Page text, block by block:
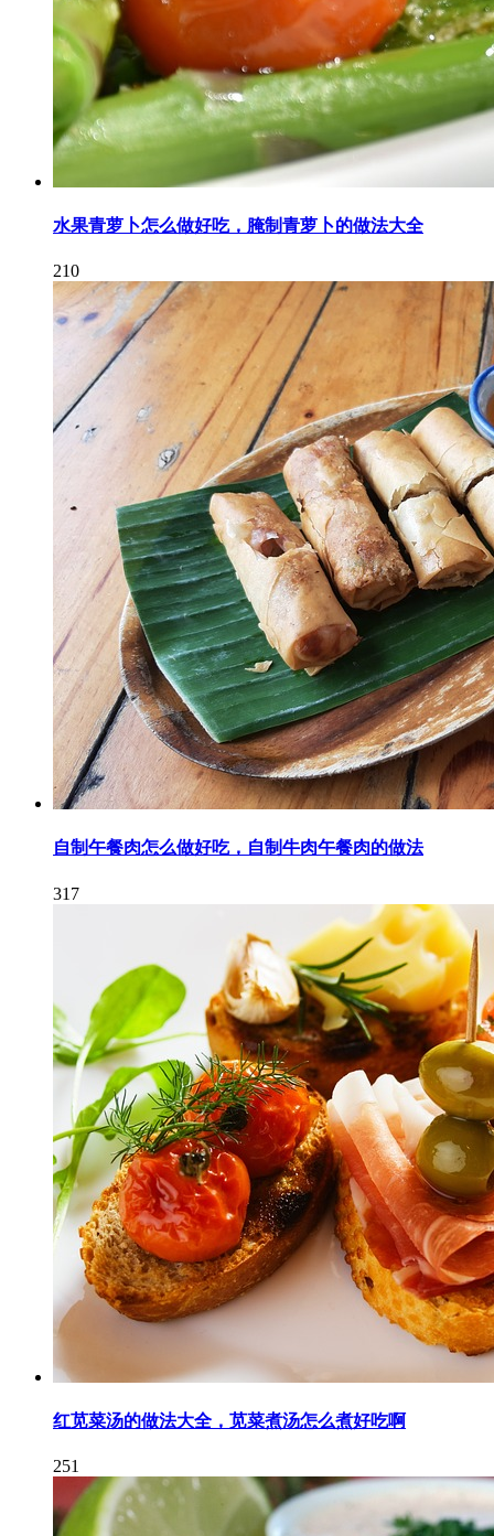
水果青萝卜怎么做好吃，腌制青萝卜的做法大全
210
自制午餐肉怎么做好吃，自制牛肉午餐肉的做法
317
红苋菜汤的做法大全，苋菜煮汤怎么煮好吃啊
251